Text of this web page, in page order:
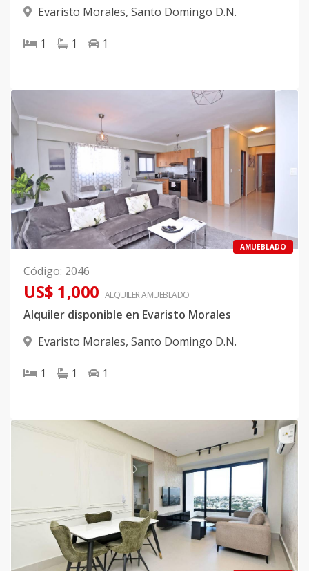
Evaristo Morales, Santo Domingo D.N.
1 1 1
AMUEBLADO
Código: 2046
US$ 1,000 ALQUILERAMUEBLADO
Alquiler disponible en Evaristo Morales
Evaristo Morales, Santo Domingo D.N.
1 1 1